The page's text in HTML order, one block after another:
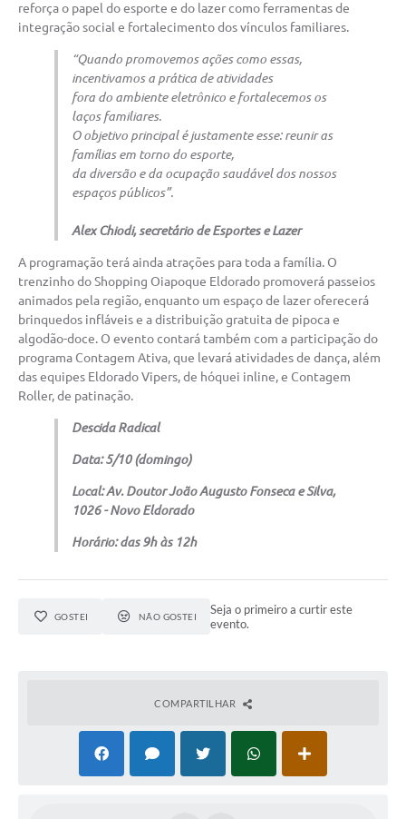
reforça o papel do esporte e do lazer como ferramentas de
integração social e fortalecimento dos vínculos familiares.
“Quando promovemos ações como essas,
incentivamos a prática de atividades
fora do ambiente eletrônico e fortalecemos os
laços familiares.
O objetivo principal é justamente esse: reunir as
famílias em torno do esporte,
da diversão e da ocupação saudável dos nossos
espaços públicos”.
Alex Chiodi, secretário de Esportes e Lazer
A programação terá ainda atrações para toda a família. O
trenzinho do Shopping Oiapoque Eldorado promoverá passeios
animados pela região, enquanto um espaço de lazer oferecerá
brinquedos infláveis e a distribuição gratuita de pipoca e
algodão-doce. O evento contará também com a participação do
programa Contagem Ativa, que levará atividades de dança, além
das equipes Eldorado Vipers, de hóquei inline, e Contagem
Roller, de patinação.
Descida Radical
Data: 5/10 (domingo)
Local: Av. Doutor João Augusto Fonseca e Silva,
1026 - Novo Eldorado
Horário: das 9h às 12h
GOSTEI NÃO GOSTEI
Seja o primeiro a curtir este
evento.
COMPARTILHAR